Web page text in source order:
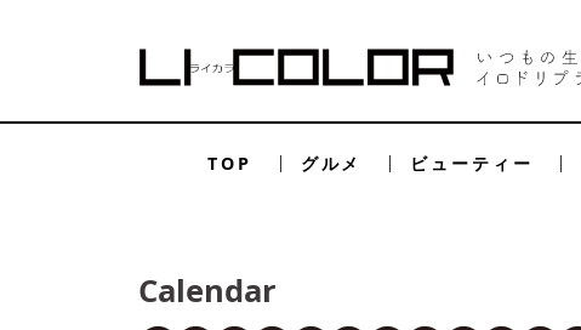
TOP グルメ ビューティー
Calendar